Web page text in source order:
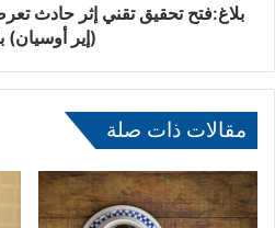
ع
د
و
ر
ي
ن
ي
ث
بلاغ:فتح تحقيق تقني إثر حادث
(إير
مقالات ذات صلة